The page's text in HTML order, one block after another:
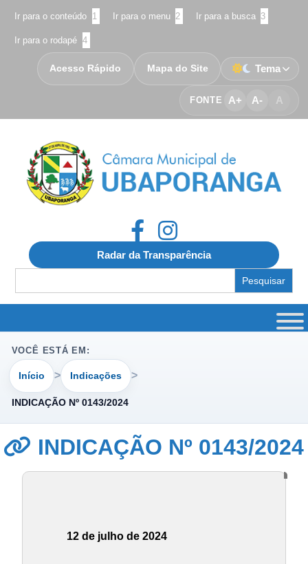
Ir para o conteúdo 1 Ir para o menu 2 Ir para a busca 3
Ir para o rodapé 4
FONTE A+ A- A
Acesso Rápido Mapa do Site Tema
Radar da Transparência
for:
VOCÊ ESTÁ EM:
Início Indicações
INDICAÇÃO Nº 0143/2024
INDICAÇÃO Nº 0143/2024
12 de julho de 2024